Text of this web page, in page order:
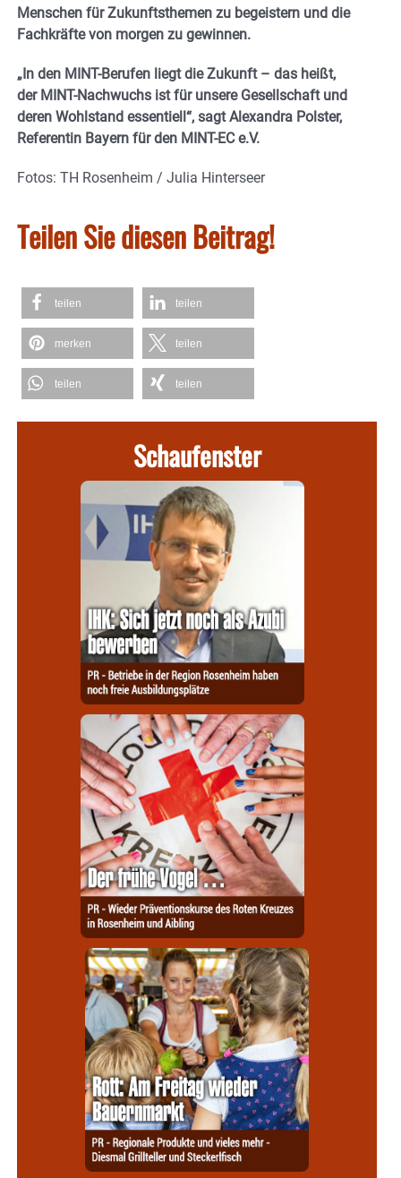
Menschen für Zukunftsthemen zu begeistern und die
Fachkräfte von morgen zu gewinnen.
„In den MINT-Berufen liegt die Zukunft – das heißt,
der MINT-Nachwuchs ist für unsere Gesellschaft und
deren Wohlstand essentiell“, sagt Alexandra Polster,
Referentin Bayern für den MINT-EC e.V.
Fotos: TH Rosenheim / Julia Hinterseer
Teilen Sie diesen Beitrag!
teilen teilen
merken teilen
teilen teilen
Schaufenster